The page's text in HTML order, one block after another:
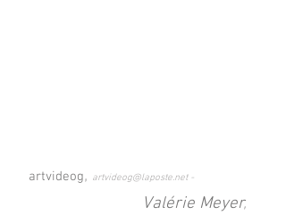
artvideog, artvideog@laposte.net-
Valérie Meyer,